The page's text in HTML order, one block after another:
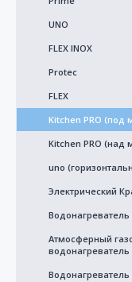
UNO
FLEX INOX
Protec
FLEX
Kitchen PRO (под
Kitchen PRO (над
uno
Электрический
Водонагреватель
Атмосферный
водонагреватель
Водонагреватель